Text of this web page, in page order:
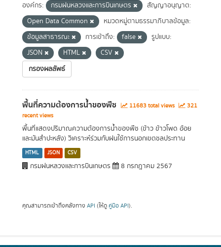
องค์กร: กรมฝนหลวงและการบินเกษตร
สัญญาอนุญาต:
Open Data Common
หมวดหมู่ตามธรรมาภิบาลข้อมูล:
ข้อมูลสาธารณะ
การเข้าถึง: false
รูปแบบ:
JSON
HTML
CSV
กรองผลลัพธ์
พื้นที่ความต้องการน้ำของพืช 11683 total views
321
recent views
พื้นที่แสดงปริมาณความต้องการน้ำของพืช (ข้าว ข้าวโพด อ้อย
และมันสำปะหลัง) วิเคราะห์ร่วมกับฝนใช้การนอกเขตชลประทาน
HTML JSON CSV
กรมฝนหลวงและการบินเกษตร 8 กรกฎาคม 2567
คุณสามารถเข้าถึงคลังทาง API (ให้ดู คู่มือ API).